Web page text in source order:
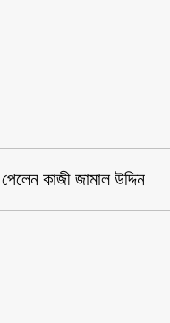
কাজী জামাল উদ্দিন